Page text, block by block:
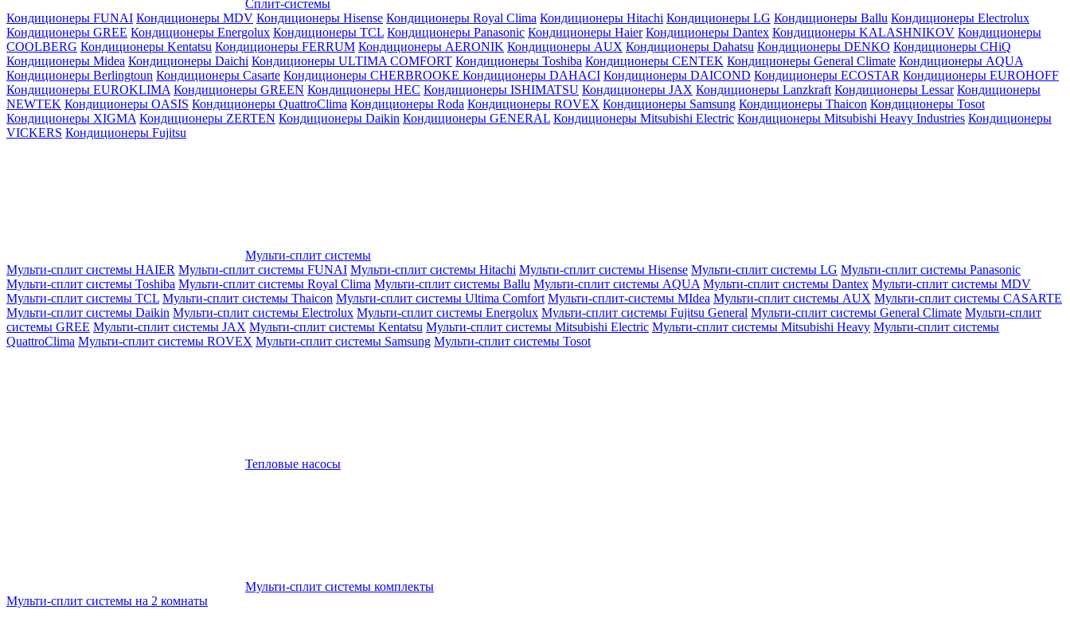
Сплит-системы
Кондиционеры FUNAI Кондиционеры MDV Кондиционеры Hisense Кондиционеры Royal Clima Кондиционеры Hitachi Кондиционеры LG Кондиционеры Ballu Кондиционеры Electrolux
Кондиционеры GREE Кондиционеры Energolux Кондиционеры TCL Кондиционеры Panasonic Кондиционеры Haier Кондиционеры Dantex Кондиционеры KALASHNIKOV Кондиционеры
СOOLBERG Кондиционеры Kentatsu Кондиционеры FERRUM Кондиционеры AERONIK Кондиционеры AUX Кондиционеры Dahatsu Кондиционеры DENKO Кондиционеры CHiQ
Кондиционеры Midea Кондиционеры Daichi Кондиционеры ULTIMA COMFORT Кондиционеры Toshiba Кондиционеры CENTEK Кондиционеры General Climate Кондиционеры AQUA
Кондиционеры Berlingtoun Кондиционеры Casarte Кондиционеры CHERBROOKE Кондиционеры DAHACI Кондиционеры DAICOND Кондиционеры ECOSTAR Кондиционеры EUROHOFF
Кондиционеры EUROKLIMA Кондиционеры GREEN Кондиционеры HEC Кондиционеры ISHIMATSU Кондиционеры JAX Кондиционеры Lanzkraft Кондиционеры Lessar Кондиционеры
NEWTEK Кондиционеры OASIS Кондиционеры QuattroClima Кондиционеры Roda Кондиционеры ROVEX Кондиционеры Samsung Кондиционеры Thaicon Кондиционеры Tosot
Кондиционеры XIGMA Кондиционеры ZERTEN Кондиционеры Daikin Кондиционеры GENERAL Кондиционеры Mitsubishi Electric Кондиционеры Mitsubishi Heavy Industries Кондиционеры
VICKERS Кондиционеры Fujitsu
Мульти-сплит системы
Мульти-сплит системы HAIER Мульти-сплит системы FUNAI Мульти-сплит системы Hitachi Мульти-сплит системы Hisense Мульти-сплит системы LG Мульти-сплит системы Panasonic
Мульти-сплит системы Toshiba Мульти-сплит системы Royal Clima Мульти-сплит системы Ballu Мульти-сплит системы AQUA Мульти-сплит системы Dantex Мульти-сплит системы MDV
Мульти-сплит системы TCL Мульти-сплит системы Thaicon Мульти-сплит системы Ultima Comfort Мульти-сплит-системы MIdea Мульти-сплит системы AUX Мульти-сплит системы CASARTE
Мульти-сплит системы Daikin Мульти-сплит системы Electrolux Мульти-сплит системы Energolux Мульти-сплит системы Fujitsu General Мульти-сплит системы General Climate Мульти-сплит
системы GREE Мульти-сплит системы JAX Мульти-сплит системы Kentatsu Мульти-сплит системы Mitsubishi Electric Мульти-сплит системы Mitsubishi Heavy Мульти-сплит системы
QuattroClima Мульти-сплит системы ROVEX Мульти-сплит системы Samsung Мульти-сплит системы Tosot
Тепловые насосы
Мульти-сплит системы комплекты
Мульти-сплит системы на 2 комнаты